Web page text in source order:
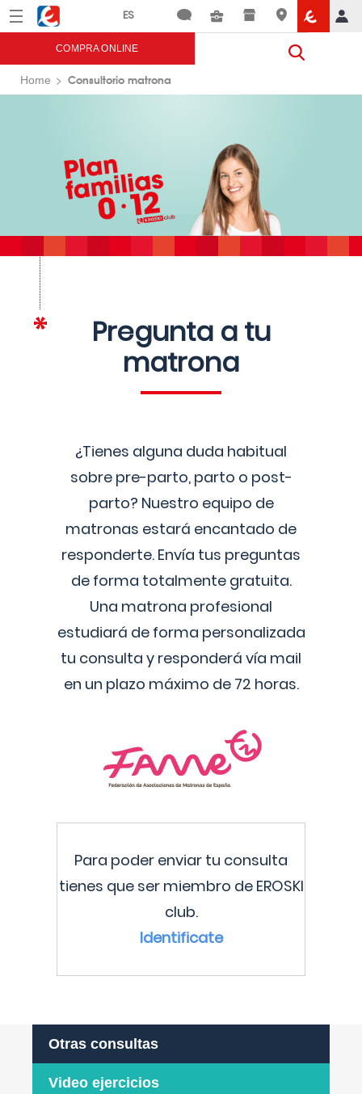
Menú Eroski
COMPRA ONLINE
Home Consultorio matrona
Pregunta a tu
matrona
¿Tienes alguna duda habitual
sobre pre-parto, parto o post-
parto? Nuestro equipo de
matronas estará encantado de
responderte. Envía tus preguntas
de forma totalmente gratuita.
Una matrona profesional
estudiará de forma personalizada
tu consulta y responderá vía mail
en un plazo máximo de 72 horas.
Para poder enviar tu consulta
tienes que ser miembro de EROSKI
club.
Identificate
Otras consultas
Video ejercicios